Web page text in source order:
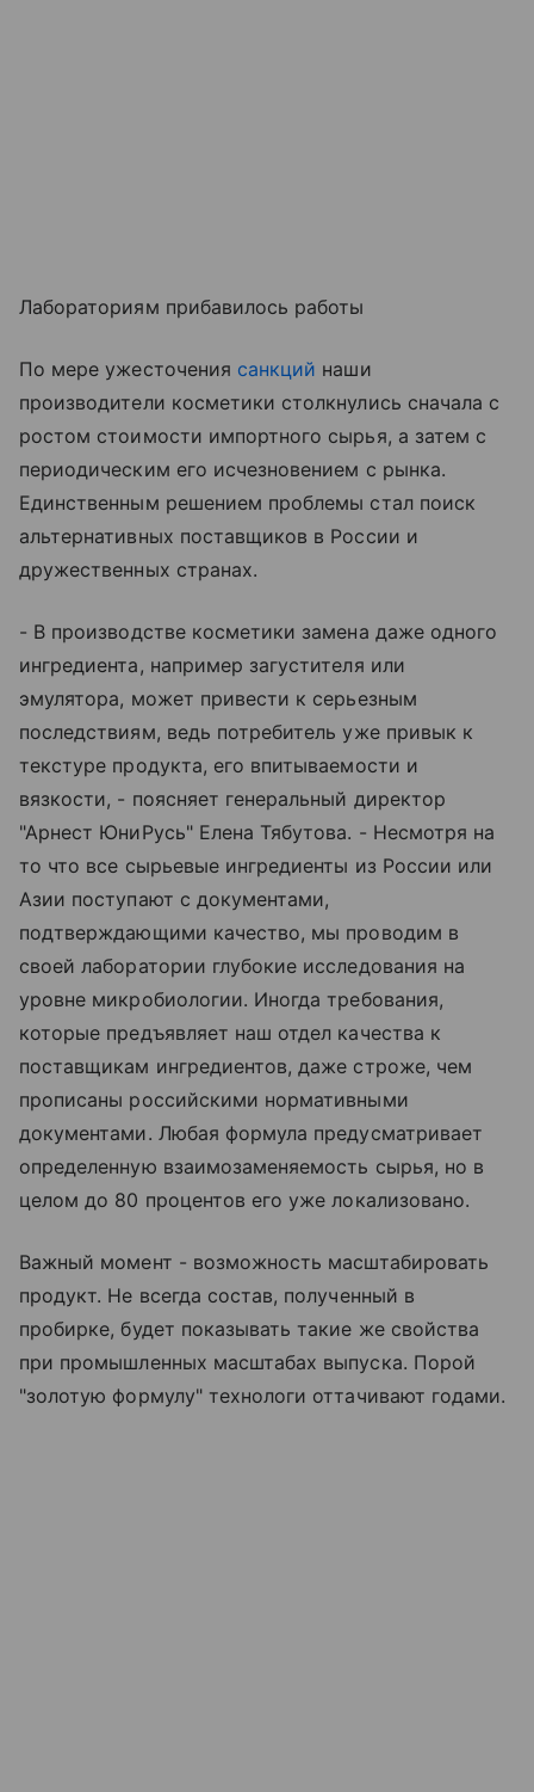
Лабораториям прибавилось работы
По мере ужесточения санкций наши
производители косметики столкнулись сначала с
ростом стоимости импортного сырья, а затем с
периодическим его исчезновением с рынка.
Единственным решением проблемы стал поиск
альтернативных поставщиков в России и
дружественных странах.
- В производстве косметики замена даже одного
ингредиента, например загустителя или
эмулятора, может привести к серьезным
последствиям, ведь потребитель уже привык к
текстуре продукта, его впитываемости и
вязкости, - поясняет генеральный директор
"Арнест ЮниРусь" Елена Тябутова. - Несмотря на
то что все сырьевые ингредиенты из России или
Азии поступают с документами,
подтверждающими качество, мы проводим в
своей лаборатории глубокие исследования на
уровне микробиологии. Иногда требования,
которые предъявляет наш отдел качества к
поставщикам ингредиентов, даже строже, чем
прописаны российскими нормативными
документами. Любая формула предусматривает
определенную взаимозаменяемость сырья, но в
целом до 80 процентов его уже локализовано.
Важный момент - возможность масштабировать
продукт. Не всегда состав, полученный в
пробирке, будет показывать такие же свойства
при промышленных масштабах выпуска. Порой
"золотую формулу" технологи оттачивают годами.